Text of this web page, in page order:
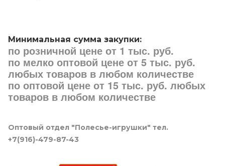
Минимальная сумма закупки:
по розничной цене от 1 тыс. руб.
по мелко оптовой цене от 5 тыс. руб.
любых товаров в любом количестве
по оптовой цене от 15 тыс. руб. любых
товаров в любом количестве
Оптовый отдел "Полесье-игрушки" тел.
+7(916)-479-87-43